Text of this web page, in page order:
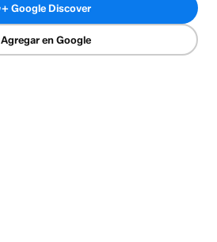
+ Google Discover
Agregar en Google